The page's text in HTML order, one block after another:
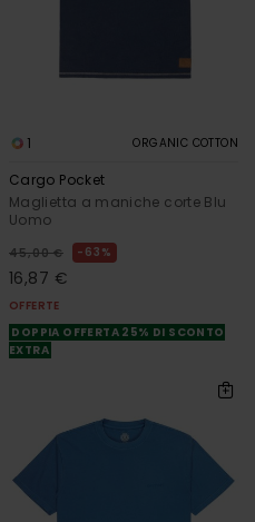
1 ORGANIC COTTON
Cargo Pocket
Maglietta a maniche corte Blu
Uomo
45,00 € 63%
16,87 €
OFFERTE
DOPPIA OFFERTA 25% DI SCONTO
EXTRA